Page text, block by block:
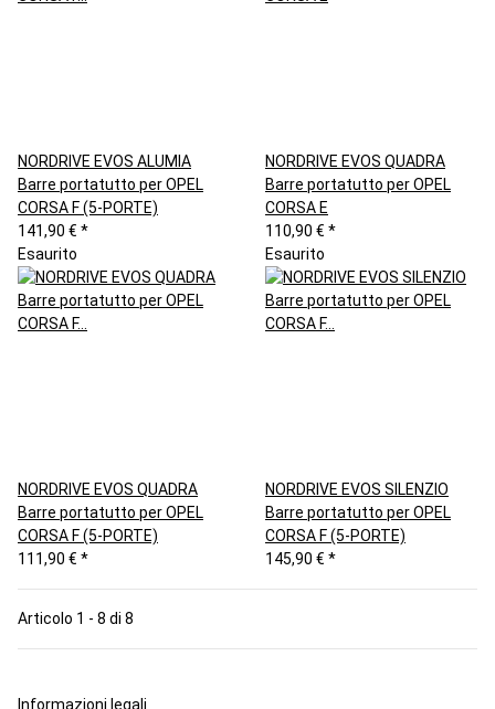
NORDRIVE EVOS ALUMIA
Barre portatutto per OPEL
CORSA F (5-PORTE)
141,90 € *
NORDRIVE EVOS QUADRA
Barre portatutto per OPEL
CORSA E
110,90 € *
Esaurito
NORDRIVE EVOS QUADRA
Barre portatutto per OPEL
CORSA F (5-PORTE)
111,90 € *
Esaurito
NORDRIVE EVOS SILENZIO
Barre portatutto per OPEL
CORSA F (5-PORTE)
145,90 € *
Articolo 1 - 8 di 8
Informazioni legali